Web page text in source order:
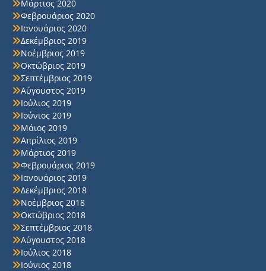
Μάρτιος 2020
Φεβρουάριος 2020
Ιανουάριος 2020
Δεκέμβριος 2019
Νοέμβριος 2019
Οκτώβριος 2019
Σεπτέμβριος 2019
Αύγουστος 2019
Ιούλιος 2019
Ιούνιος 2019
Μάιος 2019
Απρίλιος 2019
Μάρτιος 2019
Φεβρουάριος 2019
Ιανουάριος 2019
Δεκέμβριος 2018
Νοέμβριος 2018
Οκτώβριος 2018
Σεπτέμβριος 2018
Αύγουστος 2018
Ιούλιος 2018
Ιούνιος 2018